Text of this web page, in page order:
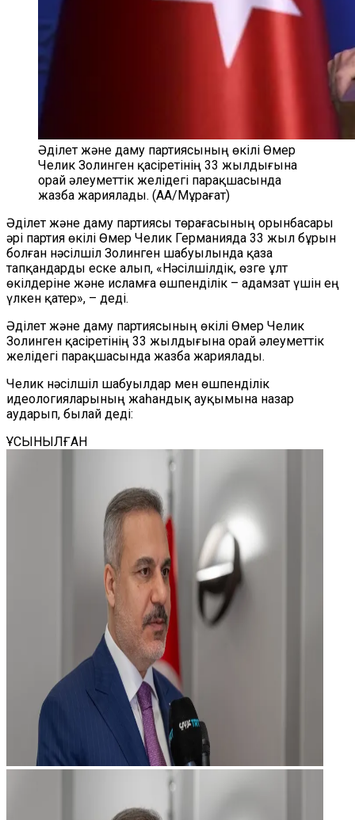
Әділет және даму партиясының өкілі Өмер
Челик Золинген қасіретінің 33 жылдығына
орай әлеуметтік желідегі парақшасында
жазба жариялады. (АА/Мұрағат)
Әділет және даму партиясы төрағасының орынбасары
әрі партия өкілі Өмер Челик Германияда 33 жыл бұрын
болған нәсілшіл Золинген шабуылында қаза
тапқандарды еске алып, «Нәсілшілдік, өзге ұлт
өкілдеріне және исламға өшпенділік – адамзат үшін ең
үлкен қатер», – деді.
Әділет және даму партиясының өкілі Өмер Челик
Золинген қасіретінің 33 жылдығына орай әлеуметтік
желідегі парақшасында жазба жариялады.
Челик нәсілшіл шабуылдар мен өшпенділік
идеологияларының жаһандық ауқымына назар
аударып, былай деді:
ҰСЫНЫЛҒАН